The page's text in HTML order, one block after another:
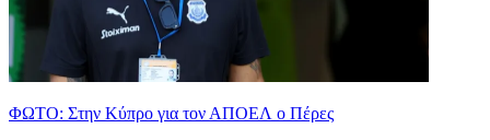
ΦΩΤΟ: Στην Κύπρο για τον ΑΠΟΕΛ ο Πέρες